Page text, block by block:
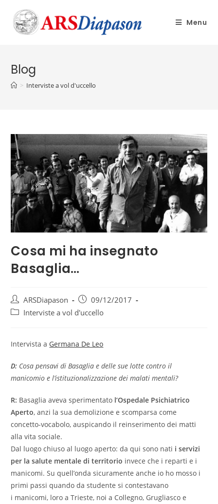
Menu
Blog
> Interviste a vol d'uccello
Cosa mi ha insegnato
Basaglia…
ARSDiapason
09/12/2017
Interviste a vol d'uccello
Intervista a Germana De Leo
D: Cosa pensavi di Basaglia e delle sue lotte contro il
manicomio e l’istituzionalizzazione dei malati mentali?
R: Basaglia aveva sperimentato l’Ospedale Psichiatrico
Aperto, anzi la sua demolizione e scomparsa come
concetto-vocabolo, auspicando il reinserimento dei matti
alla vita sociale.
Dal luogo chiuso al luogo aperto: da qui sono nati i servizi
per la salute mentale di territorio invece che i reparti e i
manicomi. Su quell’onda sicuramente anche io ho mosso i
primi passi quando da studente si contestavano
i manicomi, loro a Trieste, noi a Collegno, Grugliasco e